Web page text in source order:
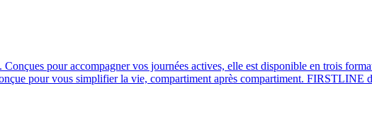
pour accompagner vos journées actives, elle est disponible en trois
pour vous simplifier la vie, compartiment après compartiment. FIRSTLINE